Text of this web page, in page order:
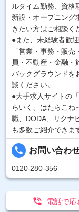
ルタイム勤務、資格
新設・オープニング
きたい方はご相談く
●また、未経験者歓
「営業・事務・販
員・不動産・金融・
バックグラウンドを
談ください。
●大手求人サイトの
らいく、はたらこね
職、DODA、リクナ
も多数ご紹介できま
local_phone お問い合わ
0120-280-356
 電話で応